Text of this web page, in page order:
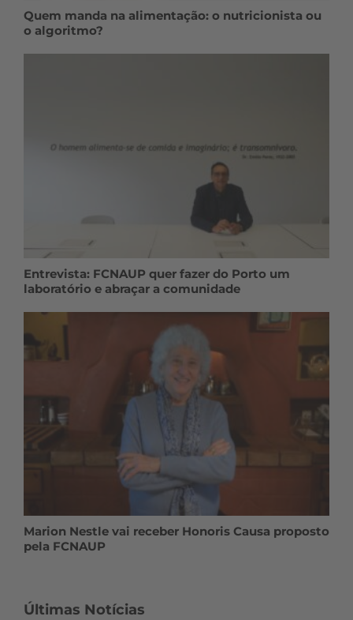
Quem manda na alimentação: o nutricionista ou
o algoritmo?
Entrevista: FCNAUP quer fazer do Porto um
laboratório e abraçar a comunidade
Marion Nestle vai receber Honoris Causa proposto
pela FCNAUP
Últimas Notícias